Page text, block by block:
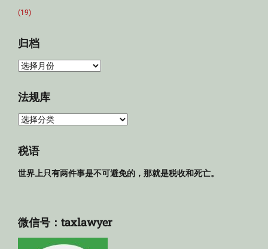
(19)
归档
归
法规库
法
库
税语
世界上只有两件事是不可避免的，那就是税收和死亡。
微信号：taxlawyer